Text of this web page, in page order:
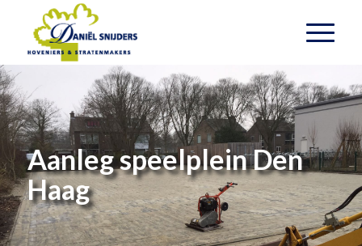
Aanleg speelplein Den
Haag